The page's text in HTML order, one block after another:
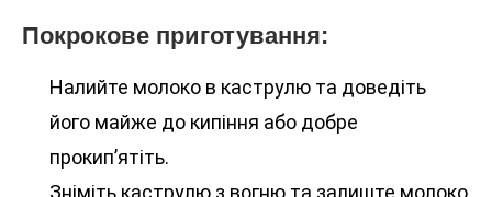
Покрокове приготування:
Налийте молоко в каструлю та доведіть
його майже до кипіння або добре
прокип’ятіть.
Зніміть каструлю з вогню та залиште молоко